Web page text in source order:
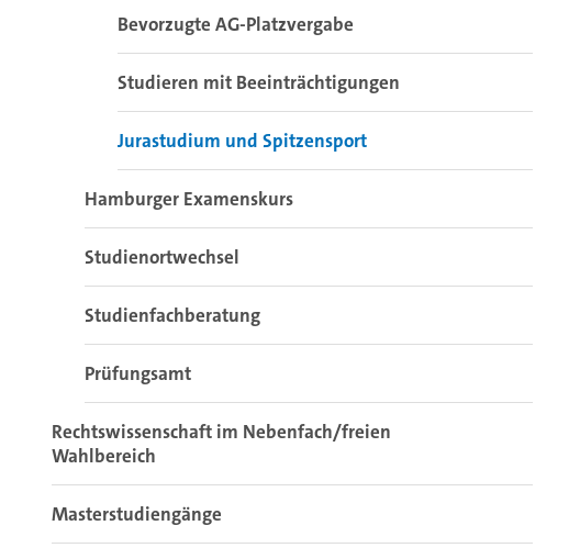
Bevorzugte AG-Platzvergabe
Studieren mit Beeinträchtigungen
Jurastudium und Spitzensport
Hamburger Examenskurs
Studienortwechsel
Studienfachberatung
Prüfungsamt
Rechtswissenschaft im Nebenfach/freien
Wahlbereich
Masterstudiengänge